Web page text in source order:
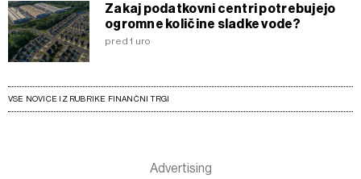
Zakaj podatkovni centri potrebujejo
ogromne količine sladke vode?
pred 1 uro
VSE NOVICE IZ RUBRIKE FINANČNI TRGI